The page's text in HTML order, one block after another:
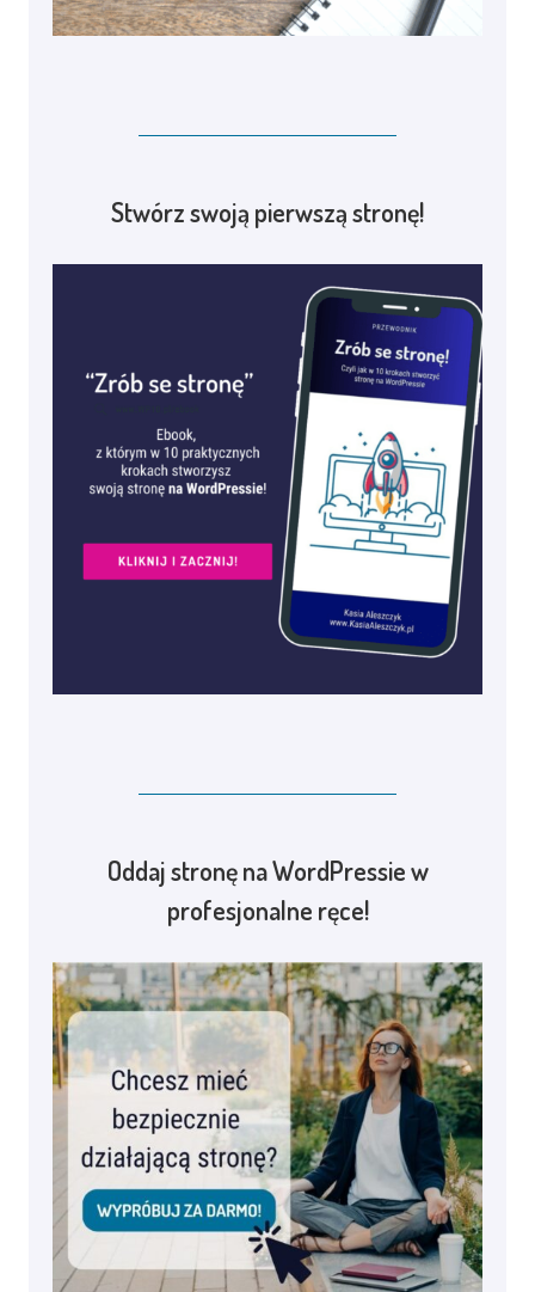
Stwórz swoją pierwszą stronę!
Oddaj stronę na WordPressie w
profesjonalne ręce!